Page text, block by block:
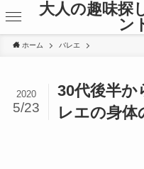
大人の趣味探
ン
ホーム バレエ
30代後半か
レエの身
2020
5/23